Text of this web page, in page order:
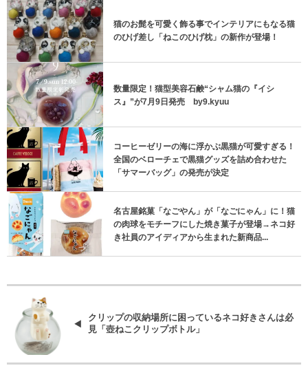
猫のお髭を可愛く飾る事でインテリアにもなる猫
のひげ差し「ねこのひげ枕」の新作が登場！
数量限定！猫型美容石鹸“シャム猫の『イシ
ス』”が7月9日発売 by9.kyuu
コーヒーゼリーの海に浮かぶ黒猫が可愛すぎる！
全国のベローチェで黒猫グッズを詰め合わせた
「サマーバッグ」の発売が決定
名古屋銘菓「なごやん」が「なごにゃん」に！猫
の肉球をモチーフにした焼き菓子が登場→ネコ好
き社員のアイディアから生まれた新商品...
クリップの収納場所に困っているネコ好きさんは必
見「壺ねこクリップボトル」